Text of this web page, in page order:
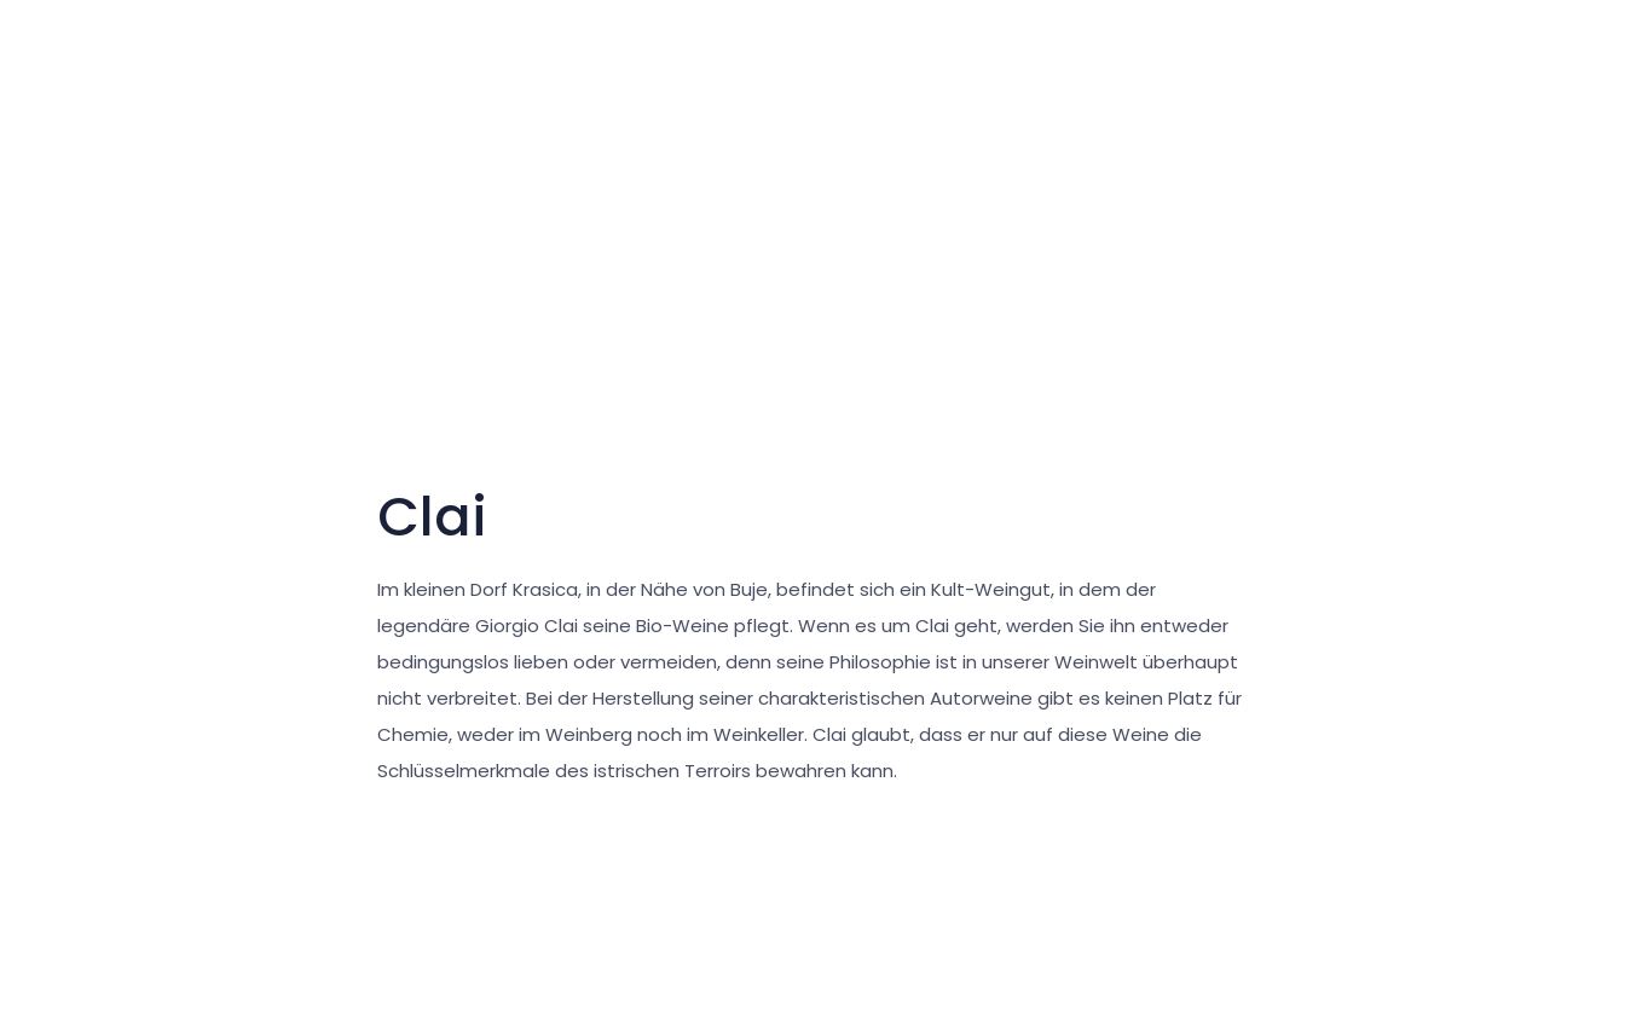
Clai
Im kleinen Dorf Krasica, in der Nähe von Buje, befindet sich ein Kult-Weingut, in dem der
legendäre Giorgio Clai seine Bio-Weine pflegt. Wenn es um Clai geht, werden Sie ihn entweder
bedingungslos lieben oder vermeiden, denn seine Philosophie ist in unserer Weinwelt überhaupt
nicht verbreitet. Bei der Herstellung seiner charakteristischen Autorweine gibt es keinen Platz für
Chemie, weder im Weinberg noch im Weinkeller. Clai glaubt, dass er nur auf diese Weine die
Schlüsselmerkmale des istrischen Terroirs bewahren kann.